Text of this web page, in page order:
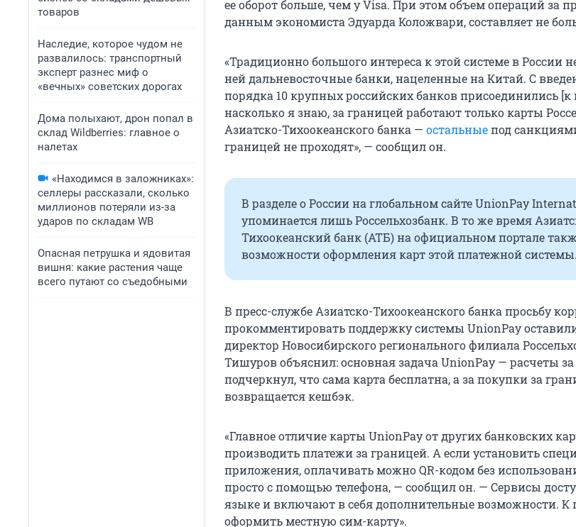
товаров
Наследие, которое чудом не
развалилось: транспортный
эксперт разнес миф о
«вечных» советских дорогах
Дома полыхают, дрон попал в
склад Wildberries: главное о
налетах
«Находимся в заложниках»:
селлеры рассказали, сколько
миллионов потеряли из-за
ударов по складам WB
Опасная петрушка и ядовитая
вишня: какие растения чаще
всего путают со съедобными
ее оборот больше, чем у Visa. При этом объем операций за
данным экономиста Эдуарда Коложвари, составляет не
«Традиционно большого интереса к этой системе в России
ней дальневосточные банки, нацеленные на Китай. С
порядка 10 крупных российских банков присоединились [к
насколько я знаю, за границей работают только карты
Азиатско-Тихоокеанского банка — остальныепод
границей не проходят», — сообщил он.
В разделе о России на глобальном сайте UnionPay
упоминается лишь Россельхозбанк. В то же время
Тихоокеанский банк (АТБ) на официальном портале
возможности оформления карт этой платежной системы.
В пресс-службе Азиатско-Тихоокеанского банка просьбу
прокомментировать поддержку системы UnionPay
директор Новосибирского регионального филиала
Тишуров объяснил: основная задача UnionPay — расчеты
подчеркнул, что сама карта бесплатна, а за покупки за
возвращается кешбэк.
«Главное отличие карты UnionPay от других банковских
производить платежи за границей. А если установить
приложения, оплачивать можно QR-кодом без
просто с помощью телефона, — сообщил он. — Сервисы
языке и включают в себя дополнительные возможности.
оформить местную сим-карту».